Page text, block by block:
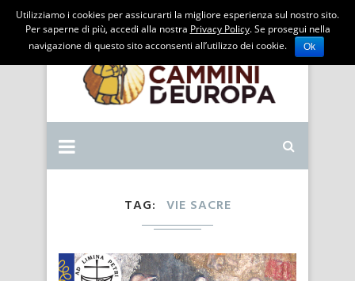
TAG VIE SACRE
Utilizziamo i cookies per assicurarti la migliore esperienza sul nostro sito.
Per saperne di più, accedi alla nostra Privacy Policy. Se prosegui nella
navigazione di questo sito acconsenti all’utilizzo dei cookie.
Ok